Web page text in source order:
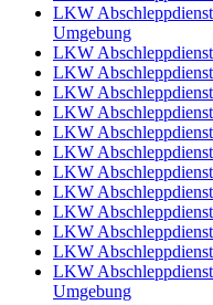
LKW
Umgebung
LKW
LKW
LKW
LKW
LKW
LKW
LKW
LKW
LKW
LKW
LKW
LKW
Umgebung